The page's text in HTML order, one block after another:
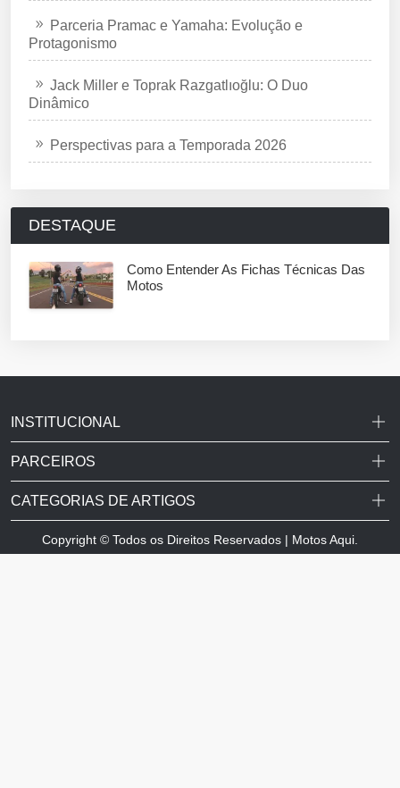
Parceria Pramac e Yamaha: Evolução e
Protagonismo
Jack Miller e Toprak Razgatlıoğlu: O Duo
Dinâmico
Perspectivas para a Temporada 2026
DESTAQUE
Como Entender As Fichas Técnicas Das
Motos
INSTITUCIONAL
PARCEIROS
CATEGORIAS DE ARTIGOS
Copyright © Todos os Direitos Reservados | Motos Aqui.